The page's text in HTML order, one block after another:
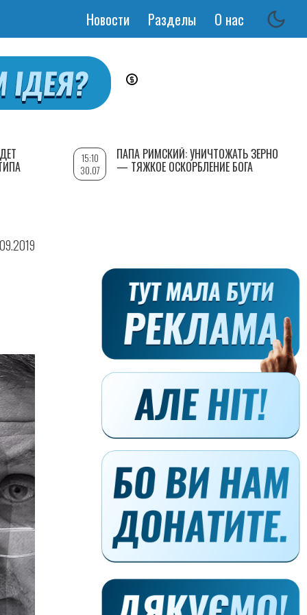
Основная
Новости Разделы О нас
15:10
30.07
ПАПА РИМСКИЙ: УНИЧТОЖАТЬ ЗЕРНО
— ТЯЖКОЕ ОСКОРБЛЕНИЕ БОГА